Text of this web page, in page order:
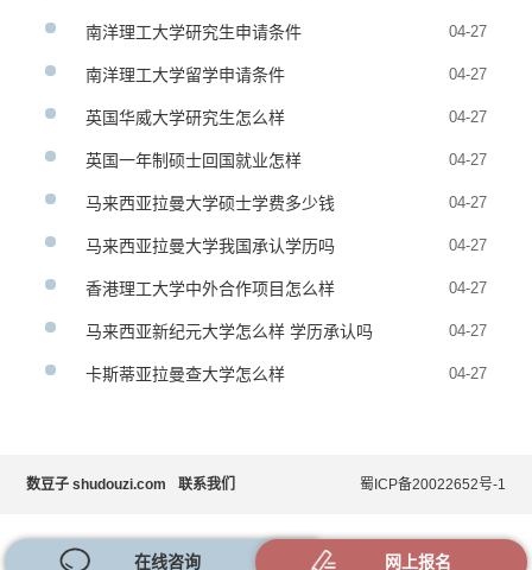
南洋理工大学研究生申请条件 04-27
南洋理工大学留学申请条件 04-27
英国华威大学研究生怎么样 04-27
英国一年制硕士回国就业怎样 04-27
马来西亚拉曼大学硕士学费多少钱 04-27
马来西亚拉曼大学我国承认学历吗 04-27
香港理工大学中外合作项目怎么样 04-27
马来西亚新纪元大学怎么样 学历承认吗 04-27
卡斯蒂亚拉曼查大学怎么样 04-27
数豆子 shudouzi.com 联系我们 蜀ICP备20022652号-1
在线咨询 网上报名